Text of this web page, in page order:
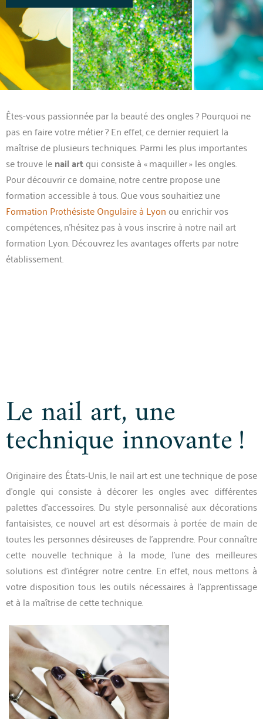
Êtes-vous passionnée par la beauté des ongles ? Pourquoi ne
pas en faire votre métier ? En effet, ce dernier requiert la
maîtrise de plusieurs techniques. Parmi les plus importantes
se trouve lenail artqui consiste à « maquiller » les ongles.
Pour découvrir ce domaine, notre centre propose une
formation accessible à tous. Que vous souhaitiez une
Formation Prothésiste Ongulaire à Lyon ou enrichir vos
compétences, n’hésitez pas à vous inscrire à notre nail art
formation Lyon. Découvrez les avantages offerts par notre
établissement.
Le nail art, une
technique innovante !
Originaire des États-Unis, le nail art est une technique de pose
d’ongle qui consiste à décorer les ongles avec différentes
palettes d’accessoires. Du style personnalisé aux décorations
fantaisistes, ce nouvel art est désormais à portée de main de
toutes les personnes désireuses de l’apprendre. Pour connaître
cette nouvelle technique à la mode, l’une des meilleures
solutions est d’intégrer notre centre. En effet, nous mettons à
votre disposition tous les outils nécessaires à l’apprentissage
et à la maîtrise de cette technique.